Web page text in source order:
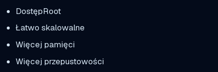
DostępRoot
Łatwo skalowalne
Więcej pamięci
Więcej przepustowości